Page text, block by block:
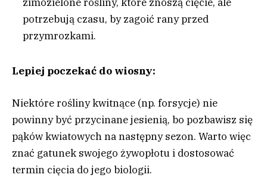
potrzebują czasu, by zagoić rany przed
przymrozkami.
Lepiej poczekać do wiosny:
Niektóre rośliny kwitnące (np. forsycje) nie
powinny być przycinane jesienią, bo pozbawisz się
pąków kwiatowych na następny sezon. Warto więc
znać gatunek swojego żywopłotu i dostosować
termin cięcia do jego biologii.